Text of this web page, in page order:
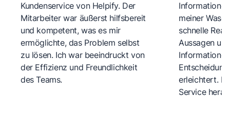
Kundenservice von Helpify. Der
Mitarbeiter war äußerst hilfsbereit
und kompetent, was es mir
ermöglichte, das Problem selbst
zu lösen. Ich war beeindruckt von
der Effizienz und Freundlichkeit
des Teams.
meiner
schnelle
Aussagen
erleichtert.
Service